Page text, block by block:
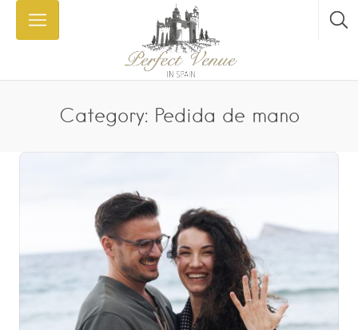
Category: Pedida de mano